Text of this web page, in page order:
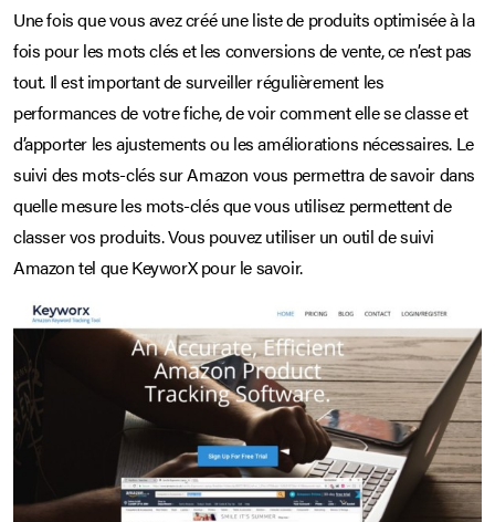
Une fois que vous avez créé une liste de produits optimisée à la
fois pour les mots clés et les conversions de vente, ce n’est pas
tout. Il est important de surveiller régulièrement les
performances de votre fiche, de voir comment elle se classe et
d’apporter les ajustements ou les améliorations nécessaires. Le
suivi des mots-clés sur Amazon vous permettra de savoir dans
quelle mesure les mots-clés que vous utilisez permettent de
classer vos produits. Vous pouvez utiliser un outil de suivi
Amazon tel que KeyworX pour le savoir.